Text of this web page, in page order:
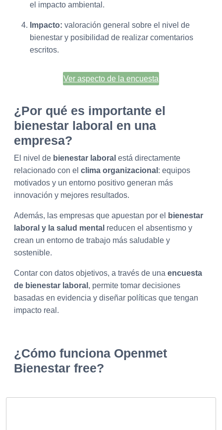
el impacto ambiental.
Impacto: valoración general sobre el nivel de
bienestar y posibilidad de realizar comentarios
escritos.
Ver aspecto de la encuesta
¿Por qué es importante el
bienestar laboral en una
empresa?
El nivel de bienestar laboral está directamente
relacionado con el clima organizacional : equipos
motivados y un entorno positivo generan más
innovación y mejores resultados.
Además, las empresas que apuestan por el
bienestar
laboral y la salud mental reducen el absentismo y
crean un entorno de trabajo más saludable y
sostenible.
Contar con datos objetivos, a través de una encuesta
de bienestar laboral , permite tomar decisiones
basadas en evidencia y diseñar políticas que tengan
impacto real.
¿Cómo funciona Openmet
Bienestar free?